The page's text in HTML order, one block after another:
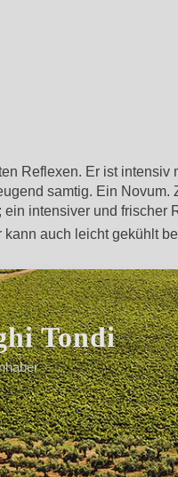
Reflexen. Er ist
samtig. Ein
intensiver und
auch leicht gekühlt
Tondi